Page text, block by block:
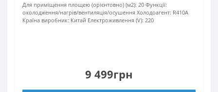
Для приміщення площею (орієнтовно) (м2): 20 Функції:
охолодження/нагрів/вентиляція/осушення Xолодоагент: R410A
Країна виробник: Китай Електроживлення (V): 220
9 499грн